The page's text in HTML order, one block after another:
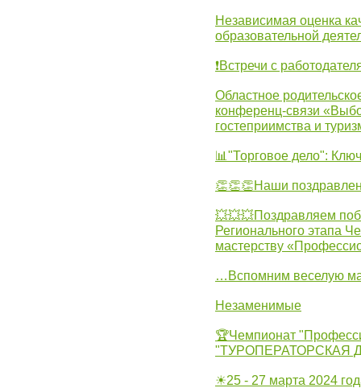
Независимая оценка
образовательной
❗Встречи с
Областное
конференц-связи
гостеприимства и
📊"Торговое дело":
👏👏👏Наши
💥💥💥Поздравляем
Регионального этапа
мастерству
…Вспомним веселую
Незаменимые
🏆Чемпионат
"ТУРОПЕРАТОРСКАЯ
☀25 - 27 марта 2024